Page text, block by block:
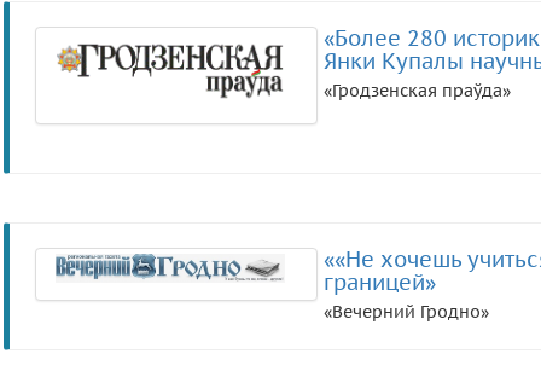
«Более 280
Янки Купалы
«Гродзенская праўда»
««Не хочешь
границей»
«Вечерний Гродно»